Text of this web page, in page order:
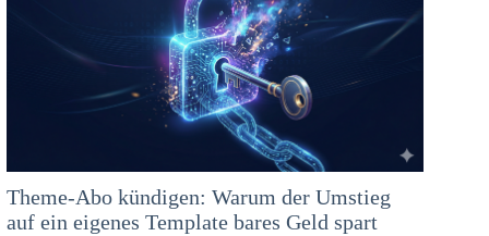
Theme-Abo kündigen: Warum der Umstieg
auf ein eigenes Template bares Geld spart